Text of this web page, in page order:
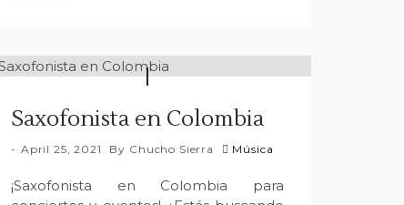
Saxofonista en Colombia
April 25, 2021 By Chucho Sierra Música
¡Saxofonista en Colombia para